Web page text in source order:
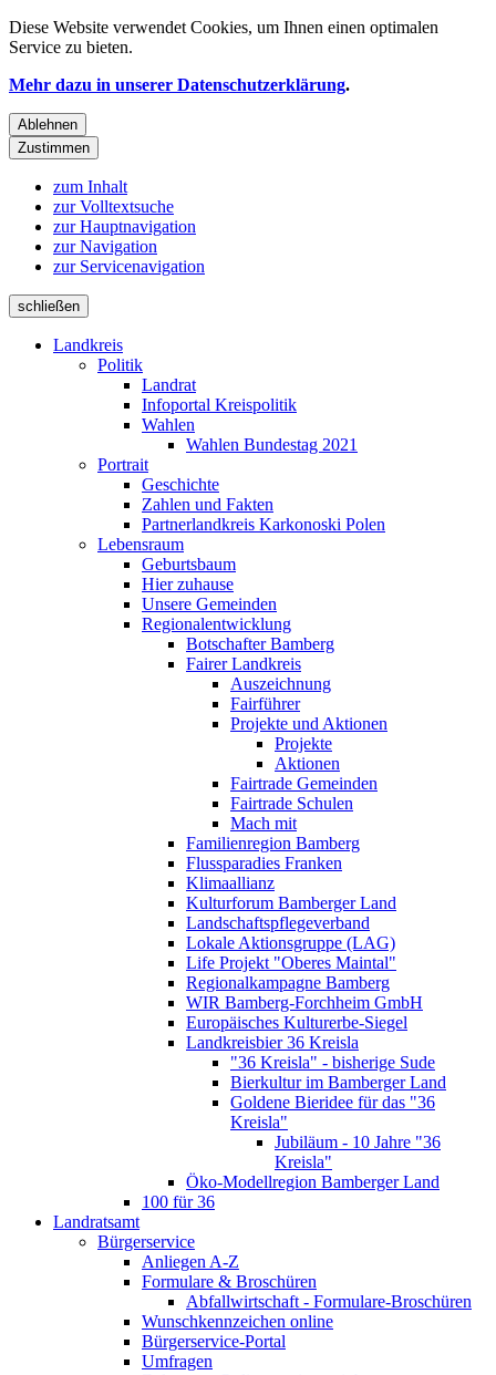
Diese Website verwendet Cookies, um Ihnen einen optimalen
Service zu bieten.
Mehr dazu in unserer Datenschutzerklärung.
Ablehnen
Zustimmen
zum Inhalt
zur Volltextsuche
zur Hauptnavigation
zur Navigation
zur Servicenavigation
schließen
Landkreis
Politik
Landrat
Infoportal Kreispolitik
Wahlen
Wahlen Bundestag 2021
Portrait
Geschichte
Zahlen und Fakten
Partnerlandkreis Karkonoski Polen
Lebensraum
Geburtsbaum
Hier zuhause
Unsere Gemeinden
Regionalentwicklung
Botschafter Bamberg
Fairer Landkreis
Auszeichnung
Fairführer
Projekte und Aktionen
Projekte
Aktionen
Fairtrade Gemeinden
Fairtrade Schulen
Mach mit
Familienregion Bamberg
Flussparadies Franken
Klimaallianz
Kulturforum Bamberger Land
Landschaftspflegeverband
Lokale Aktionsgruppe (LAG)
Life Projekt "Oberes Maintal"
Regionalkampagne Bamberg
WIR Bamberg-Forchheim GmbH
Europäisches Kulturerbe-Siegel
Landkreisbier 36 Kreisla
"36 Kreisla" - bisherige Sude
Bierkultur im Bamberger Land
Goldene Bieridee für das "36
Kreisla"
Jubiläum - 10 Jahre "36
Kreisla"
Öko-Modellregion Bamberger Land
100 für 36
Landratsamt
Bürgerservice
Anliegen A-Z
Formulare & Broschüren
Abfallwirtschaft - Formulare-Broschüren
Wunschkennzeichen online
Bürgerservice-Portal
Umfragen